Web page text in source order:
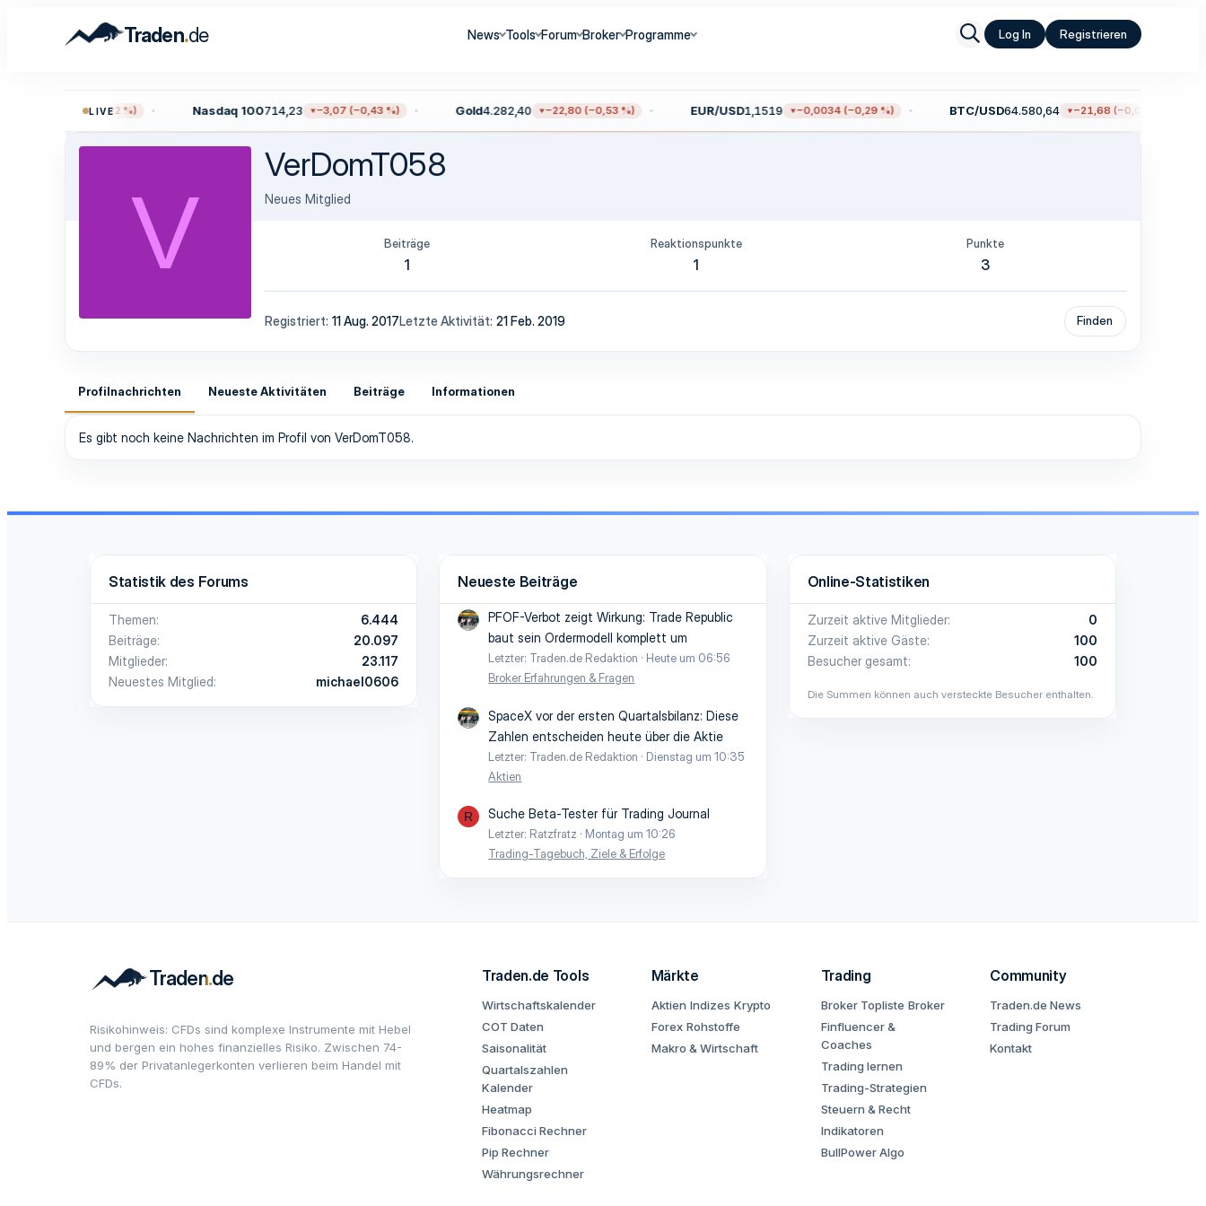
Traden.de News Tools Forum Broker Programme Log In Registrieren
LIVE
−17,12 (−0,22 %) Nasdaq 100714,23 −3,07 (−0,43 %) Gold4.282,40 −22,80 (−0,53 %) EUR/USD1,1519 −0,0034 (−0,29 %) BTC/USD64.580,64 −21,68 (−0,03 %)
V
VerDomT058
Neues Mitglied
Beiträge
1
Reaktionspunkte
1
Punkte
3
Registriert 11 Aug. 2017Letzte Aktivität 21 Feb. 2019 Finden
Profilnachrichten Neueste Aktivitäten Beiträge Informationen
Es gibt noch keine Nachrichten im Profil von VerDomT058.
Statistik des Forums
Themen
6.444
Beiträge
20.097
Mitglieder
23.117
Neuestes Mitglied
michael0606
Neueste Beiträge
PFOF-Verbot zeigt Wirkung: Trade Republic
baut sein Ordermodell komplett um
Letzter: Traden.de Redaktion
Heute um 06:56
Broker Erfahrungen & Fragen
SpaceX vor der ersten Quartalsbilanz: Diese
Zahlen entscheiden heute über die Aktie
Letzter: Traden.de Redaktion
Dienstag um 10:35
Aktien
R Suche Beta-Tester für Trading Journal
Letzter: Ratzfratz
Montag um 10:26
Trading-Tagebuch, Ziele & Erfolge
Online-Statistiken
Zurzeit aktive Mitglieder
0
Zurzeit aktive Gäste
100
Besucher gesamt
100
Die Summen können auch versteckte Besucher enthalten.
Risikohinweis: CFDs sind komplexe Instrumente mit Hebel
und bergen ein hohes finanzielles Risiko. Zwischen 74-
89% der Privatanlegerkonten verlieren beim Handel mit
CFDs.
Traden.de Tools
Wirtschaftskalender
COT Daten
Saisonalität
Quartalszahlen
Kalender
Heatmap
Fibonacci Rechner
Pip Rechner
Währungsrechner
Märkte
Aktien Indizes Krypto
Forex Rohstoffe
Makro & Wirtschaft
Trading
Broker Topliste Broker
Finfluencer &
Coaches
Trading lernen
Trading-Strategien
Steuern & Recht
Indikatoren
BullPower Algo
Community
Traden.de News
Trading Forum
Kontakt